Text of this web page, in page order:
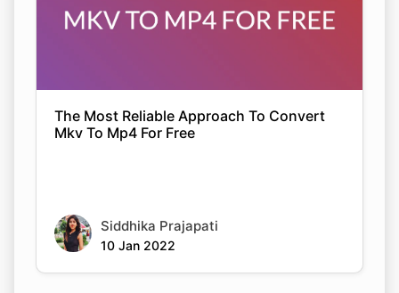
The Most Reliable Approach To Convert
Mkv To Mp4 For Free
Siddhika Prajapati
10 Jan 2022